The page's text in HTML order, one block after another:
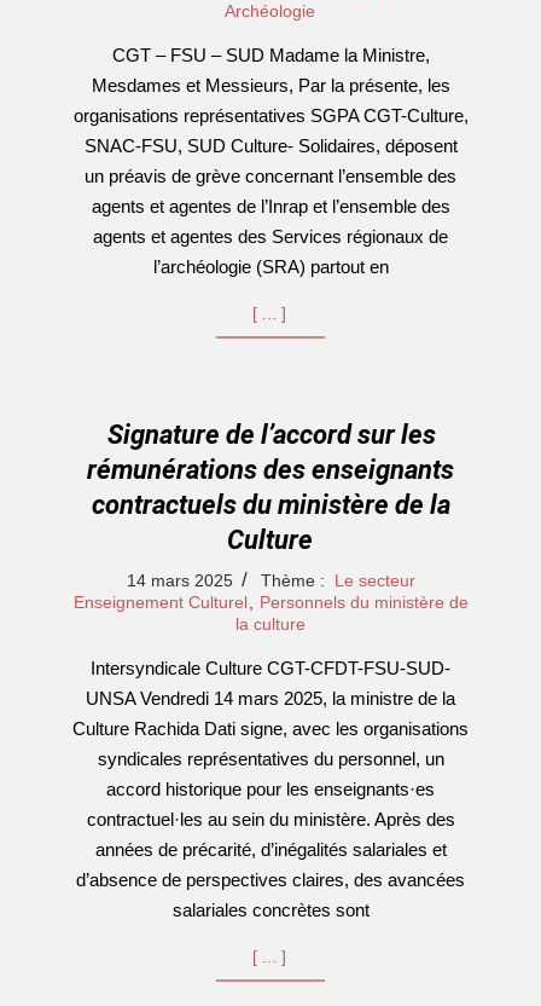
Archéologie
CGT – FSU – SUD Madame la Ministre,
Mesdames et Messieurs, Par la présente, les
organisations représentatives SGPA CGT-Culture,
SNAC-FSU, SUD Culture- Solidaires, déposent
un préavis de grève concernant l’ensemble des
agents et agentes de l’Inrap et l’ensemble des
agents et agentes des Services régionaux de
l’archéologie (SRA) partout en
[…]
Signature de l’accord sur les
rémunérations des enseignants
contractuels du ministère de la
Culture
03-
14 mars 2025 Thème :
Le secteur
Enseignement Culturel
Personnels du ministère de
la culture
Intersyndicale Culture CGT-CFDT-FSU-SUD-
UNSA Vendredi 14 mars 2025, la ministre de la
Culture Rachida Dati signe, avec les organisations
syndicales représentatives du personnel, un
accord historique pour les enseignants·es
contractuel·les au sein du ministère. Après des
années de précarité, d’inégalités salariales et
d’absence de perspectives claires, des avancées
salariales concrètes sont
[…]